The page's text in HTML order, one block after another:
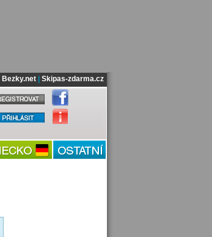
Bezky.net| Skipas-zdarma.cz